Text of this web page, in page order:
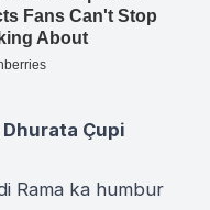
Çupi
Rama ka humbur